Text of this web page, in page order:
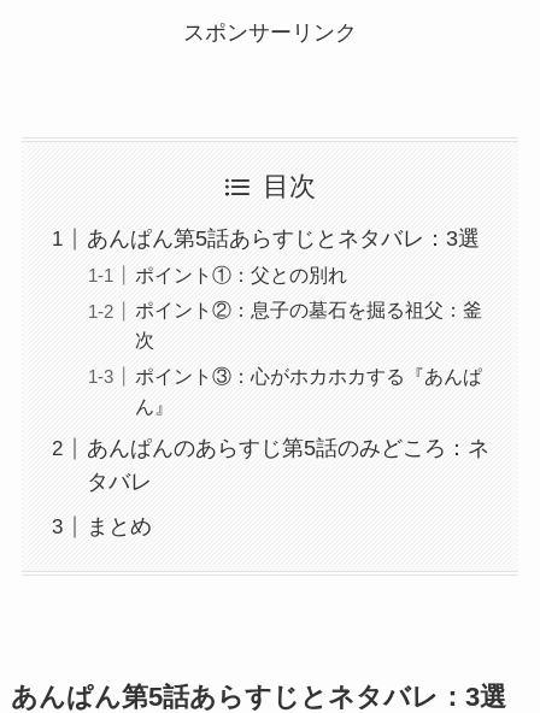
スポンサーリンク
目次
あんぱん第5話あらすじとネタバレ：3選
ポイント①：父との別れ
ポイント②：息子の墓石を掘る祖父：釜
次
ポイント③：心がホカホカする『あんぱ
ん』
あんぱんのあらすじ第5話のみどころ：ネ
タバレ
まとめ
あんぱん第5話あらすじとネタバレ：3選